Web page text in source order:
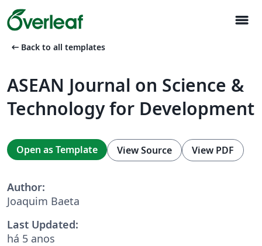
menu
arrow_left_alt Back to all templates
ASEAN Journal on Science &
Technology for Development
Open as Template View Source View PDF
Author:
Joaquim Baeta
Last Updated:
há 5 anos